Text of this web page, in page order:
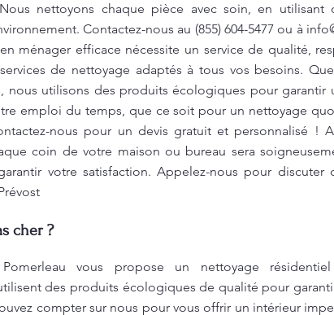
nettoyons chaque pièce avec soin, en
Contactez-nous au (855) 604-5477 ou à
ménager efficace nécessite un service de qualité,
de nettoyage adaptés à tous vos besoins.
nous utilisons des produits écologiques pour garantir
emploi du temps, que ce soit pour un nettoyage
nous pour un devis gratuit et personnalisé !
coin de votre maison ou bureau sera
votre satisfaction. Appelez-nous pour discuter
cher ?
vous propose un nettoyage
des produits écologiques de qualité pour
compter sur nous pour vous offrir un intérieur